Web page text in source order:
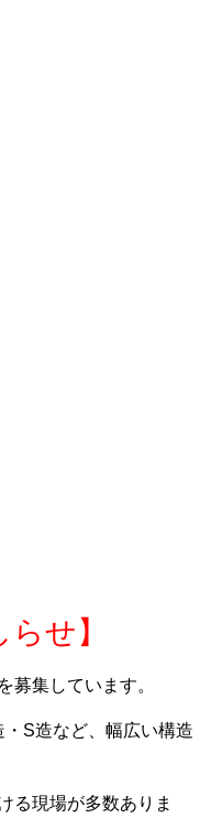
せ】
募集しています。
S造など、幅広い構造
る現場が多数ありま